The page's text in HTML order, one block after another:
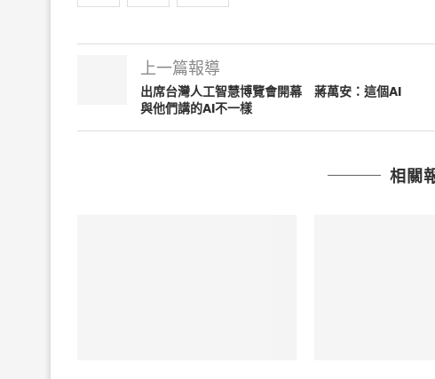
上一篇報導
出席台灣人工智慧博覽會開幕 蔣萬安：這個AI
與他們講的AI不一樣
相關